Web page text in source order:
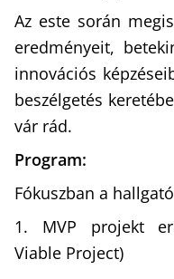
Az este során
eredményeit,
innovációs
beszélgetés
vár rád.
Program:
Fókuszban a
1. MVP projekt
Viable Project)